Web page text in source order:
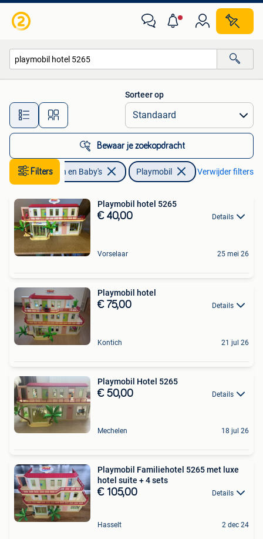
Alle afstanden…
Sorteer op
Bewaar je zoekopdracht
Filters
Kinderen en Baby's Playmobil Verwijder filters
Playmobil hotel 5265
€ 40,00 Details
Vorselaar 25 mei 26
Playmobil hotel
€ 75,00 Details
Kontich 21 jul 26
Playmobil Hotel 5265
€ 50,00 Details
Mechelen 18 jul 26
Playmobil Familiehotel 5265 met luxe
hotel suite + 4 sets
€ 105,00 Details
Hasselt 2 dec 24